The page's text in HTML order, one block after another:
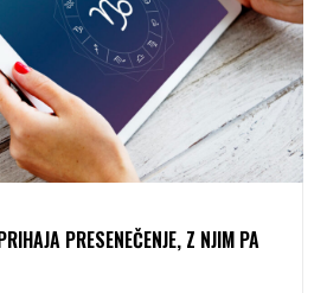
PRESENEČENJE, Z NJIM PA